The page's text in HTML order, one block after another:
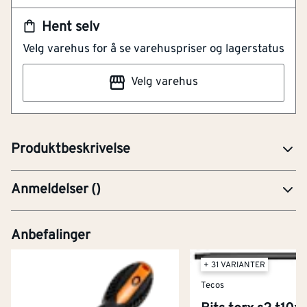
Hent selv
Velg varehus for å se varehuspriser og lagerstatus
Velg varehus
Produktbeskrivelse
Artikkelnummer 101120782
5 stk per pakke
Anmeldelser()
Anbefalinger
+ 31 VARIANTER
Tecos